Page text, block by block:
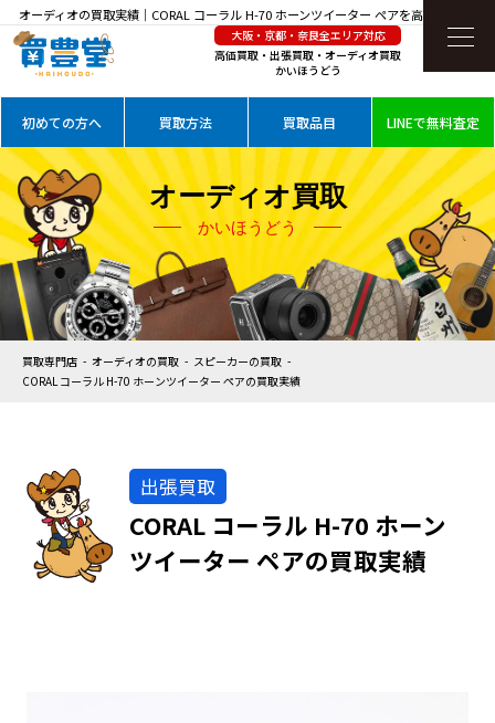
オーディオの買取実績｜CORAL コーラル H-70 ホーンツイーター ペアを高価買取
大阪・京都・奈良全エリア対応
高価買取・出張買取・オーディオ買取
かいほうどう
初めての方へ 買取方法 買取品目 LINEで無料査定
オーディオ買取
かいほうどう
買取専門店 オーディオの買取
スピーカーの買取
CORAL コーラル H-70 ホーンツイーター ペアの買取実績
出張買取
CORAL コーラル H-70 ホーン
ツイーター ペアの買取実績